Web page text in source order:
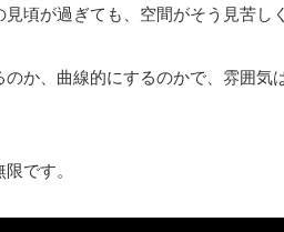
頃が過ぎても、空間がそう見苦し
か、曲線的にするのかで、雰囲
です。